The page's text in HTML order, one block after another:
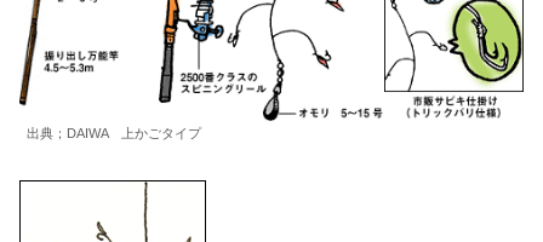
出典；DAIWA 上かごタイプ